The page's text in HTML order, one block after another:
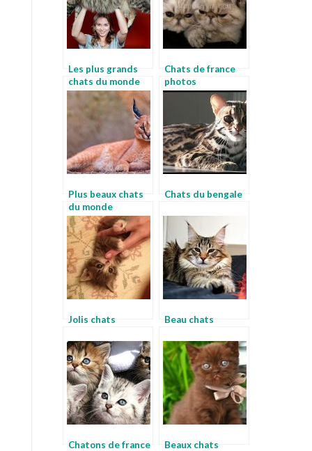
Les plus grands
chats du monde
Chats de france
photos
Plus beaux chats
du monde
Chats du bengale
Jolis chats Beau chats
Chatons de france Beaux chats